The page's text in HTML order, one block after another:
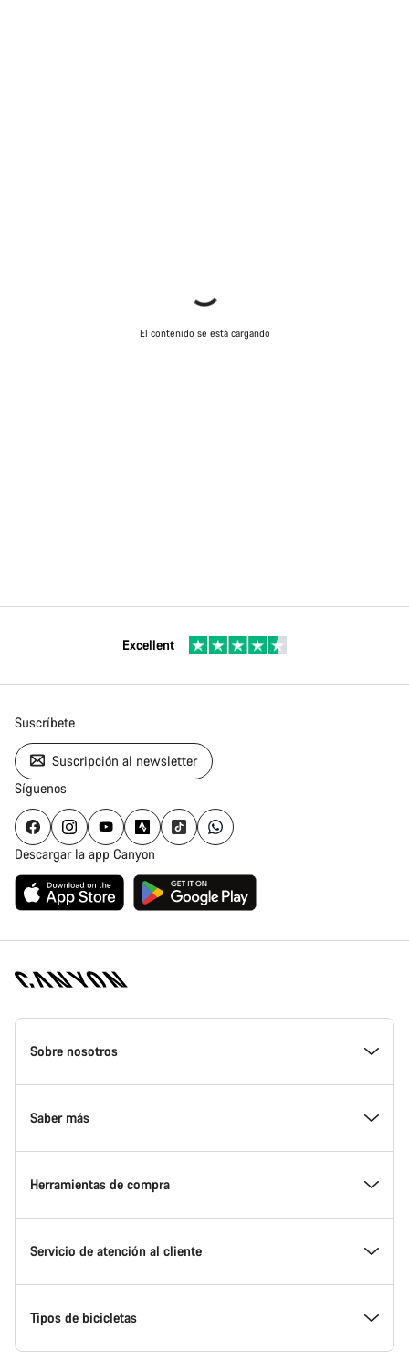
El contenido se está cargando
Excellent
Suscríbete
Suscripción al newsletter
Síguenos
Descargar la app Canyon
Canyon
Homepage
Sobre nosotros
Conoce Canyon
Innovación en Canyon
Canyon Factory Racing
Premios
Saber más
Eventos
Encuentra un punto de servicio Canyon
Equipos, deportistas y ciclistas
Herramientas de compra
Encuentra tu bicicleta
Bicicletas disponibles
Servicio de atención al cliente
Centro de ayuda
Tipos de bicicletas